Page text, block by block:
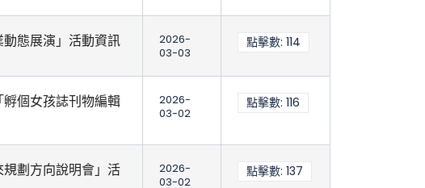
態展演」活動資訊
2026-
03-03
點擊數: 114
個女孩誌刊物編輯
2026-
03-02
點擊數: 116
劃方向說明會」活
2026-
03-02
點擊數: 137